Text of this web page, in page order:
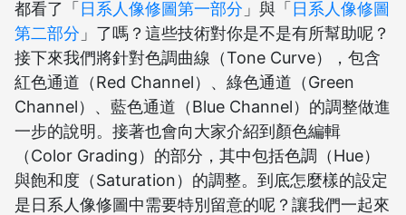
都看了「 日系人像修圖第一部分 」與「 日系人像修圖
第二部分 」了嗎？這些技術對你是不是有所幫助呢？
接下來我們將針對色調曲線（Tone Curve），包含
紅色通道（Red Channel）、綠色通道（Green
Channel）、藍色通道（Blue Channel）的調整做進
一步的說明。接著也會向大家介紹到顏色編輯
（Color Grading）的部分，其中包括色調（Hue）
與飽和度（Saturation）的調整。到底怎麼樣的設定
是日系人像修圖中需要特別留意的呢？讓我們一起來